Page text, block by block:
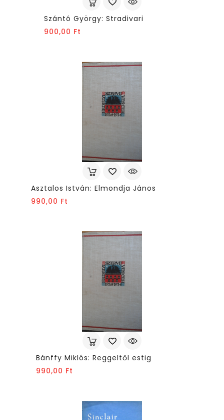
Szántó György: Stradivari
900,00 Ft
Asztalos István: Elmondja János
990,00 Ft
Bánffy Miklós: Reggeltől estig
990,00 Ft